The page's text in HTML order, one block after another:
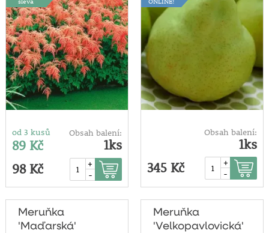
od 3 kusů
89 Kč
Obsah balení:
1ks
98 Kč
+
-
Obsah balení:
1ks
345 Kč
+
-
Meruňka
'Maďarská'
Meruňka
'Velkopavlovická'